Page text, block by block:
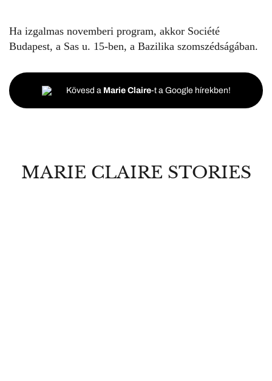
Ha izgalmas novemberi program, akkor Société
Budapest, a Sas u. 15-ben, a Bazilika szomszédságában.
Kövesd a Marie Claire-t a Google hírekben!
MARIE CLAIRE STORIES